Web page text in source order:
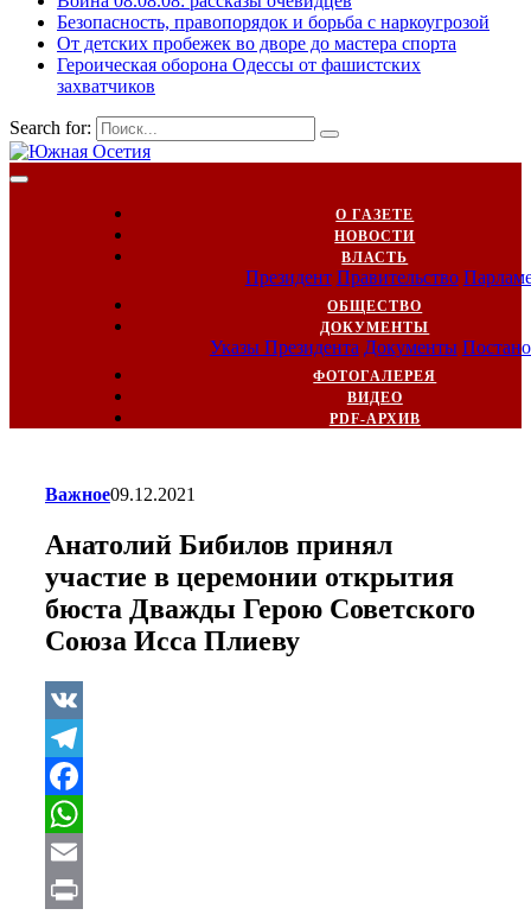
Безопасность, правопорядок и борьба с наркоугрозой
От детских пробежек во дворе до мастера спорта
Героическая оборона Одессы от фашистских
захватчиков
Search for:
О ГАЗЕТЕ
НОВОСТИ
ВЛАСТЬ
Президент Правительство
ОБЩЕСТВО
ДОКУМЕНТЫ
Указы Президента Документы
ФОТОГАЛЕРЕЯ
ВИДЕО
PDF-АРХИВ
Важное09.12.2021
Анатолий Бибилов принял
участие в церемонии открытия
бюста Дважды Герою Советского
Союза Исса Плиеву
VK
Telegram
Facebook
WhatsApp
Email